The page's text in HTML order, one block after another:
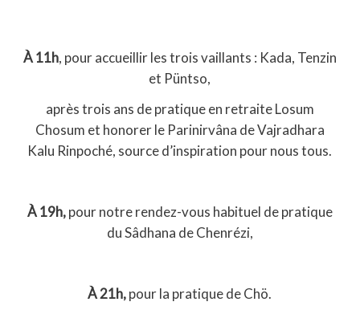
À 11h, pour accueillir les trois vaillants : Kada, Tenzin
et Püntso,
après trois ans de pratique en retraite Losum
Chosum et honorer le Parinirvâna de Vajradhara
Kalu Rinpoché, source d’inspiration pour nous tous.
À 19h,pour notre rendez-vous habituel de pratique
du Sâdhana de Chenrézi,
À 21h,pour la pratique de Chö.